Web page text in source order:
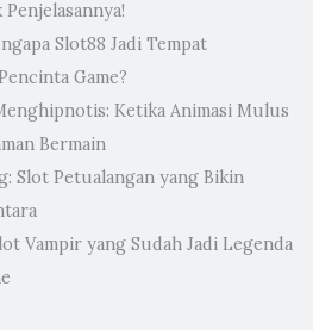
Slot88 Jadi Tempat
Game?
Ketika Animasi Mulus
Bermain
Slot Petualangan yang Bikin
Vampir yang Sudah Jadi Legenda